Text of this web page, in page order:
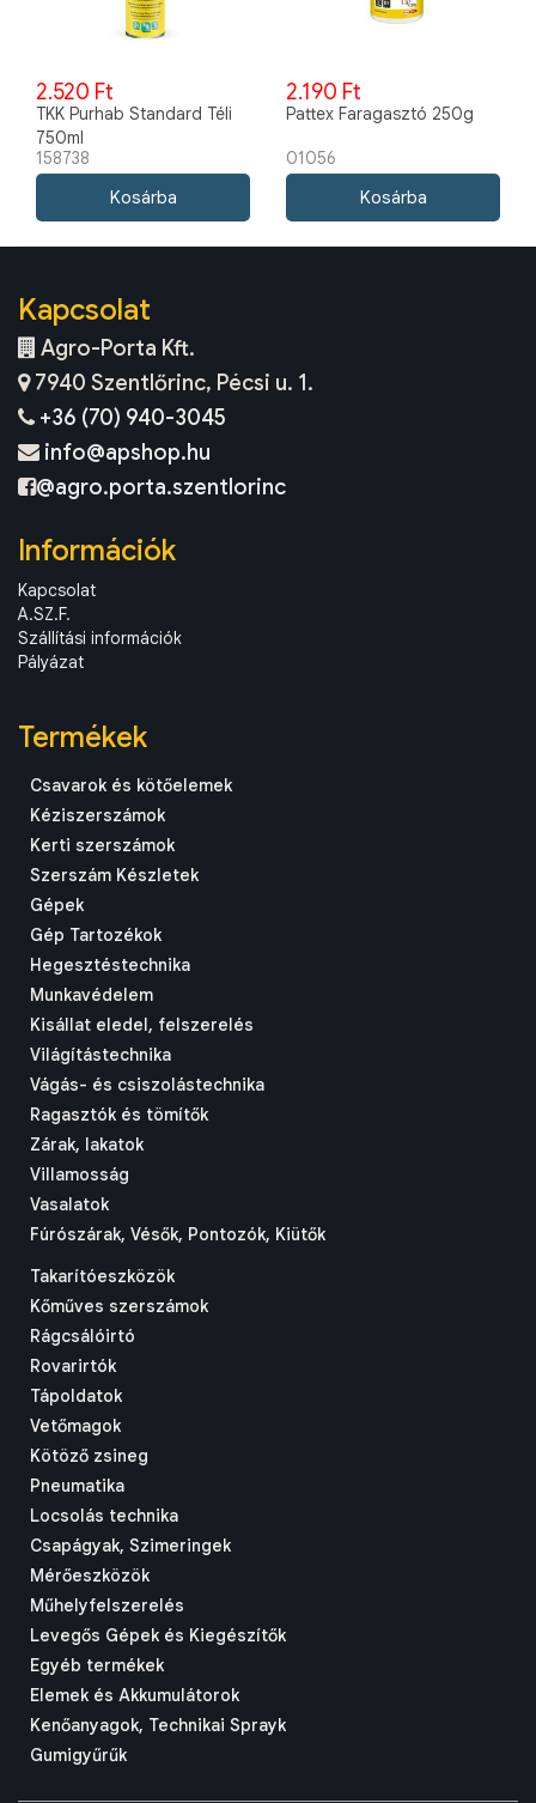
2.520 Ft
TKK Purhab Standard Téli
750ml
158738
2.190 Ft
Pattex Faragasztó 250g
01056
Kapcsolat
Agro-Porta Kft.
7940 Szentlőrinc, Pécsi u. 1.
+36 (70) 940-3045
info@apshop.hu
@agro.porta.szentlorinc
Információk
Kapcsolat
A.SZ.F.
Szállítási információk
Pályázat
Termékek
Csavarok és kötőelemek
Kéziszerszámok
Kerti szerszámok
Szerszám Készletek
Gépek
Gép Tartozékok
Hegesztéstechnika
Munkavédelem
Kisállat eledel, felszerelés
Világítástechnika
Vágás- és csiszolástechnika
Ragasztók és tömítők
Zárak, lakatok
Villamosság
Vasalatok
Fúrószárak, Vésők, Pontozók, Kiütők
Takarítóeszközök
Kőműves szerszámok
Rágcsálóirtó
Rovarirtók
Tápoldatok
Vetőmagok
Kötöző zsineg
Pneumatika
Locsolás technika
Csapágyak, Szimeringek
Mérőeszközök
Műhelyfelszerelés
Levegős Gépek és Kiegészítők
Egyéb termékek
Elemek és Akkumulátorok
Kenőanyagok, Technikai Sprayk
Gumigyűrűk